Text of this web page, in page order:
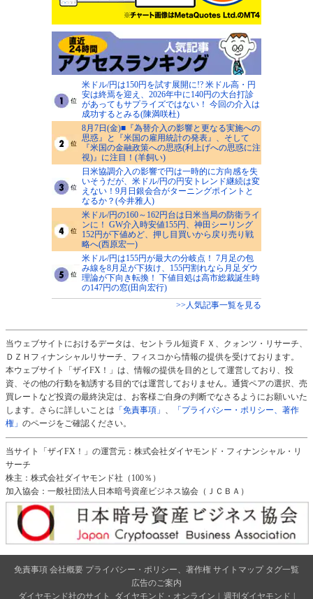
米ドル/円は150円を試す展開に!? 米ドル高・円
安は終焉を迎え、2026年中に140円の大台打診
があってもサプライズではない！ 今回の介入は
成功するとみる(陳満咲杜)
8月7日(金)■『為替介入の影響と更なる実施への
思惑』と『米国の雇用統計の発表』、そして
『米国の金融政策への思惑(利上げへの思惑に注
視)』に注目！(羊飼い)
日米協調介入の影響で円は一時的に方向感を失
いそうだが、米ドル/円の円安トレンド継続は変
えない！9月日銀会合がターニングポイントと
なるか？(今井雅人)
米ドル/円の160～162円台は日米当局の防衛ライ
ンに！ GW介入時安値155円、神田シーリング
152円が下値めど、押し目買いから戻り売り戦
略へ(西原宏一)
米ドル/円は155円が最大の分岐点！ 7月足の包
み線を8月足が下抜け、155円割れなら月足ダウ
理論が下向き転換！ 下値目処は高市総裁誕生時
の147円の窓(田向宏行)
>>人気記事一覧を見る
当ウェブサイトにおけるデータは、セントラル短資ＦＸ、クォンツ・リサーチ、
ＤＺＨフィナンシャルリサーチ、フィスコから情報の提供を受けております。
本ウェブサイト「ザイFX！」は、情報の提供を目的として運営しており、投
資、その他の行動を勧誘する目的では運営しておりません。通貨ペアの選択、売
買レートなど投資の最終決定は、お客様ご自身の判断でなさるようにお願いいた
します。さらに詳しいことは 「免責事項」 、
「プライバシー・ポリシー、著作
権」 のページをご確認ください。
当サイト「ザイFX！」の運営元：株式会社ダイヤモンド・フィナンシャル・リ
サーチ
株主：株式会社ダイヤモンド社（100％）
加入協会：一般社団法人日本暗号資産ビジネス協会（ＪＣＢＡ）
免責事項 会社概要 プライバシー・ポリシー、著作権 サイトマップ タグ一覧
広告のご案内
ダイヤモンド社のサイト
ダイヤモンド・オンライン 週刊ダイヤモンド